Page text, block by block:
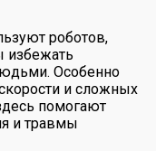
роботов,
избежать
Особенно
и сложных
помогают
и травмы